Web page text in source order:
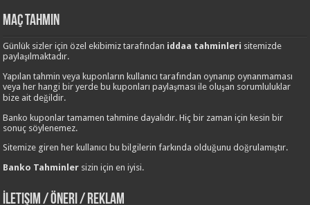
Maç Tahmin
Günlük sizler için özel ekibimiz tarafından iddaa tahminleri sitemizde
paylaşılmaktadır.
Yapılan tahmin veya kuponların kullanıcı tarafından oynanıp oynanmaması
veya her hangi bir yerde bu kuponları paylaşması ile oluşan sorumluluklar
bize ait değildir.
Banko kuponlar tamamen tahmine dayalıdır. Hiç bir zaman için kesin bir
sonuç söylenemez.
Sitemize giren her kullanıcı bu bilgilerin farkında olduğunu doğrulamıştır.
Banko Tahminler sizin için en iyisi.
İletişim / Öneri / Reklam